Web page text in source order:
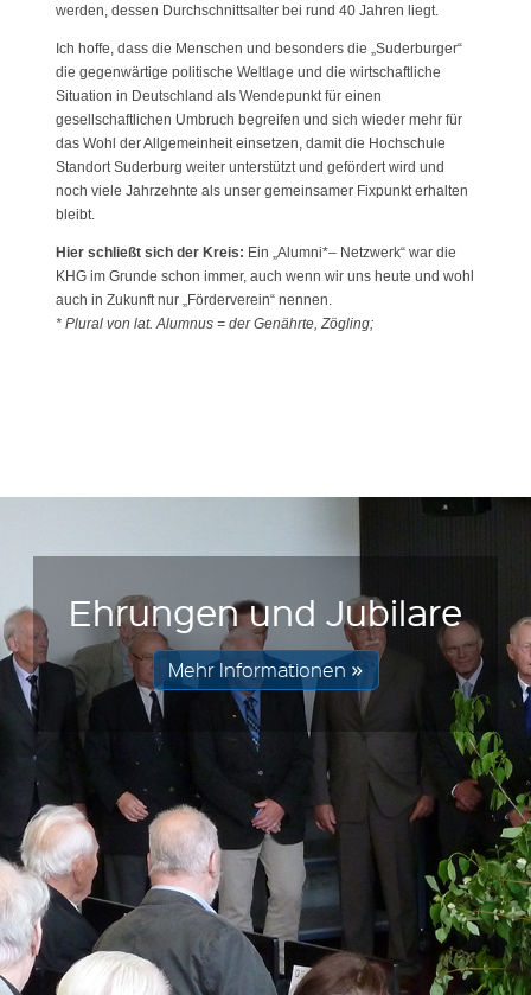
werden, dessen Durchschnittsalter bei rund 40 Jahren liegt.
Ich hoffe, dass die Menschen und besonders die „Suderburger“
die gegenwärtige politische Weltlage und die wirtschaftliche
Situation in Deutschland als Wendepunkt für einen
gesellschaftlichen Umbruch begreifen und sich wieder mehr für
das Wohl der Allgemeinheit einsetzen, damit die Hochschule
Standort Suderburg weiter unterstützt und gefördert wird und
noch viele Jahrzehnte als unser gemeinsamer Fixpunkt erhalten
bleibt.
Hier schließt sich der Kreis: Ein „Alumni*– Netzwerk“ war die
KHG im Grunde schon immer, auch wenn wir uns heute und wohl
auch in Zukunft nur „Förderverein“ nennen.
* Plural von lat. Alumnus = der Genährte, Zögling;
Ehrungen und Jubilare
Mehr Informationen